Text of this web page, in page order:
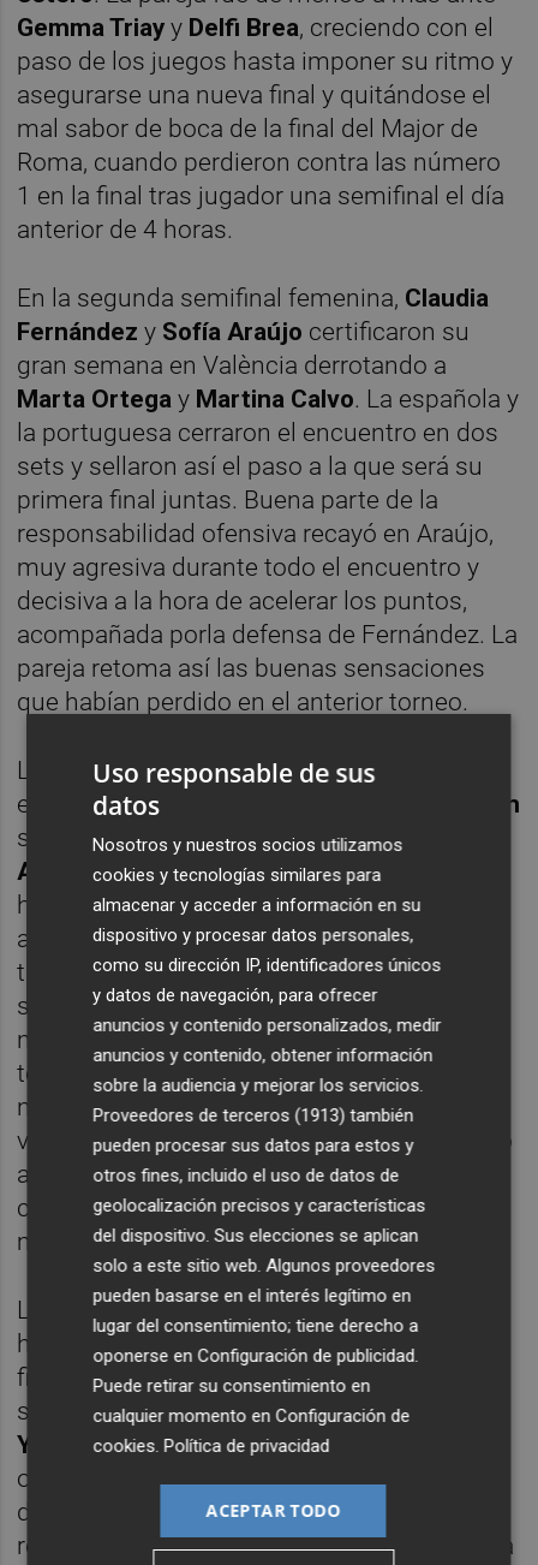
Gemma Triay y Delfi Brea, creciendo con el
paso de los juegos hasta imponer su ritmo y
asegurarse una nueva final y quitándose el
mal sabor de boca de la final del Major de
Roma, cuando perdieron contra las número
1 en la final tras jugador una semifinal el día
anterior de 4 horas.
En la segunda semifinal femenina, Claudia
Fernández y Sofía Araújo certificaron su
gran semana en València derrotando a
Marta Ortega y Martina Calvo. La española y
la portuguesa cerraron el encuentro en dos
sets y sellaron así el paso a la que será su
primera final juntas. Buena parte de la
responsabilidad ofensiva recayó en Araújo,
muy agresiva durante todo el encuentro y
decisiva a la hora de acelerar los puntos,
acompañada porla defensa de Fernández. La
pareja retoma así las buenas sensaciones
que habían perdido en el anterior torneo.
La sesión masculina dejó el duelo más
esperado del día.
Ale Galán
se enfrentaban aJuan LebrónyLeo
Augsburger.Chingotto sufrió más de lo
habitual ante la potencia de Augsburger y la
agresividad de Lebrón, a quien fue difíciles
tirar globos, pero la pareja número dos logró
sacar adelante el choque para alcanzar una
nueva final. El desenlace elevó aún más la
temperatura del encuentro: Galán y Lebrón
no se saludaron al término del partido tras
varias situaciones tensas, como un pelotazo
a Augsburger por parte de Galán y
comentarios de Lebrón a su ex compañero
mientras la bola estaba en juego.
La última semifinal tuvo mucha menos
historia.Arturo Coello yAgustín Tapia
firmaron una actuación autoritaria para
superar aFranco StupaczukyMiguel
Yanguas, a quienes apenas concedieron
opciones. Los números uno dominaron
desde el inicio con un ritmo muy superior,
resolviendo el partido con una contundencia
Uso responsable de sus
datos
Nosotros y nuestros socios utilizamos
cookies y tecnologías similares para
almacenar y acceder a información en su
dispositivo y procesar datos personales,
como su dirección IP, identificadores únicos
y datos de navegación, para ofrecer
anuncios y contenido personalizados, medir
anuncios y contenido, obtener información
sobre la audiencia y mejorar los servicios.
Proveedores de terceros (1913) también
pueden procesar sus datos para estos y
otros fines, incluido el uso de datos de
geolocalización precisos y características
del dispositivo. Sus elecciones se aplican
solo a este sitio web. Algunos proveedores
pueden basarse en el interés legítimo en
lugar del consentimiento; tiene derecho a
oponerse enConfiguración de publicidad
Puede retirar su consentimiento en
cualquier momento enConfiguración de
cookies .Política de privacidad
ACEPTAR TODO